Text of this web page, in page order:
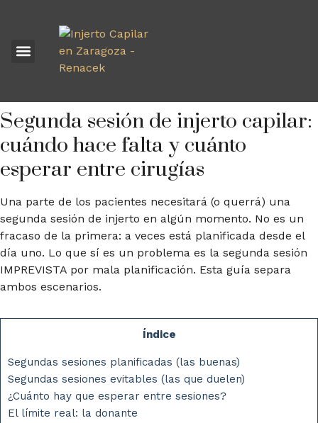
Segunda sesión de injerto capilar:
cuándo hace falta y cuánto
esperar entre cirugías
Una parte de los pacientes necesitará (o querrá) una
segunda sesión de injerto en algún momento. No es un
fracaso de la primera: a veces está planificada desde el
día uno. Lo que sí es un problema es la segunda sesión
IMPREVISTA por mala planificación. Esta guía separa
ambos escenarios.
Índice
Segundas sesiones planificadas (las buenas)
Segundas sesiones evitables (las que duelen)
¿Cuánto hay que esperar entre sesiones?
El límite real: la donante